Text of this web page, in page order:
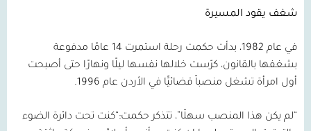
شغف يقود المسيرة
في عام 1982، بدأت حكمت رحلة استمرت 14 عامًا مدفوعة
بشغفها بالقانون، كرّست خلالها نفسها ليلًا ونهارًا حتى أصبحت
أول امرأة تشغل منصباً قضائيًّا في الأردن عام 1996
.
“لم يكن هذا المنصب سهلًا”، تتذكر حكمت:“كنت تحت دائرة الضوء